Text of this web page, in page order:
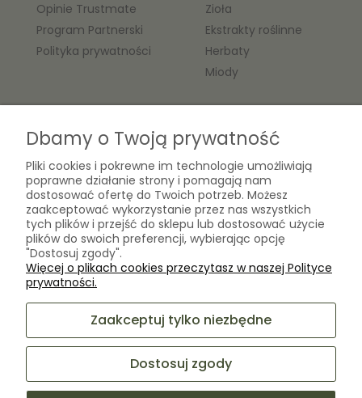
Laboratorium Zielarza Sp. z
o.o.
ul. Kopernika 10A
05-825 Grodzisk Mazowiecki
sklep@laboratoriumzielarza.pl
Opinie Trustmate
Program Partnerski
Polityka prywatności
Zioła
Ekstrakty roślinne
Herbaty
Miody
O nas
Kontakt
Biogram Henryk Różański
Blog
O firmie
Dbamy o Twoją prywatność
Pliki cookies i pokrewne im technologie umożliwiają
poprawne działanie strony i pomagają nam
dostosować ofertę do Twoich potrzeb. Możesz
zaakceptować wykorzystanie przez nas wszystkich
tych plików i przejść do sklepu lub dostosować użycie
plików do swoich preferencji, wybierając opcję
"Dostosuj zgody".
Więcej o plikach cookies przeczytasz w naszej Polityce
prywatności.
Zaakceptuj tylko niezbędne
Dostosuj zgody